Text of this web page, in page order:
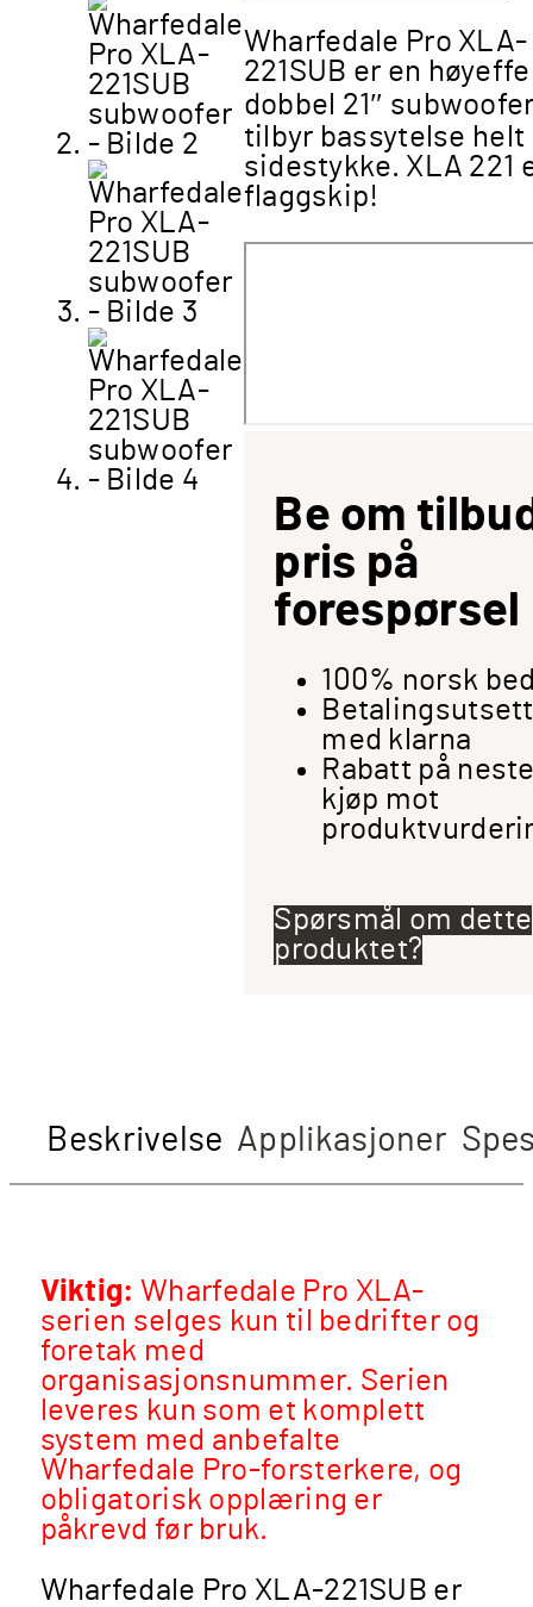
Wharfedale Pro XLA-
221SUB er en
dobbel 21″
tilbyr bassytelse helt
sidestykke. XLA 221
flaggskip!
Be om
pris på
forespørsel
100% norsk
med klarna
Rabatt på
kjøp mot
Spørsmål om dette
produktet?
Beskrivelse Applikasjoner
Viktig: Wharfedale Pro XLA-
serien selges kun til bedrifter og
foretak med
organisasjonsnummer. Serien
leveres kun som et komplett
system med anbefalte
Wharfedale Pro-forsterkere, og
obligatorisk opplæring er
påkrevd før bruk.
Wharfedale Pro XLA-221SUB er